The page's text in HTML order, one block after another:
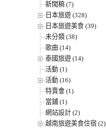
新聞稿 (7)
日本旅遊 (328)
日本旅遊美食 (39)
未分類 (38)
歌曲 (14)
泰國旅遊 (14)
活動 (1)
活動 (16)
特賣會 (1)
當鋪 (1)
網站設計 (2)
越南旅遊美食住宿 (2)